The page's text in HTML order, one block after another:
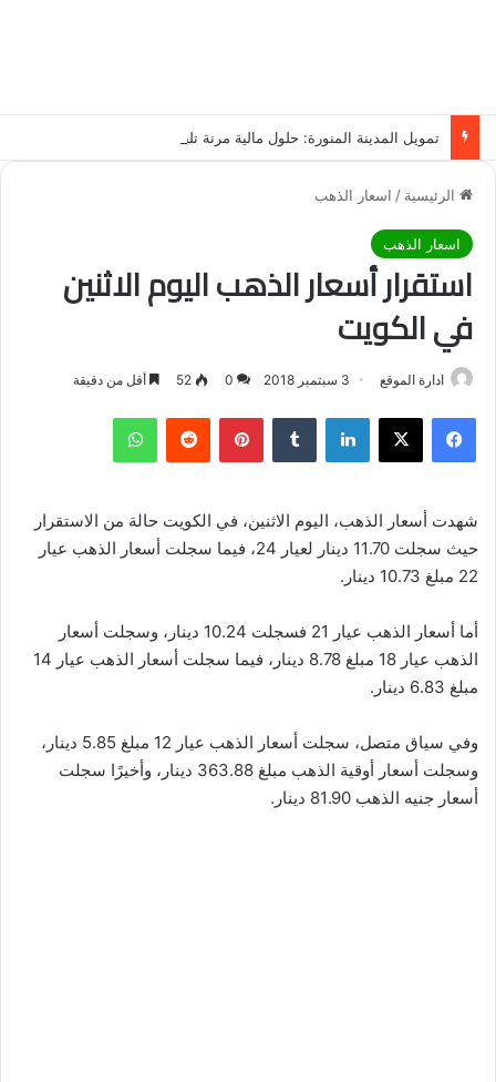
الرئيسية / اسعار الذهب
اسعار الذهب
استقرار أسعار الذهب اليوم الاثنين
في الكويت
ادارة الموقع 3 سبتمبر 2018 0
52 أقل من دقيقة
فيسبوك لينكدإن بينتيريست
شهدت أسعار الذهب، اليوم الاثنين، في الكويت حالة من الاستقرار
حيث سجلت 11.70 دينار لعيار 24، فيما سجلت أسعار الذهب عيار
22 مبلغ 10.73 دينار.
أما أسعار الذهب عيار 21 فسجلت 10.24 دينار، وسجلت أسعار
الذهب عيار 18 مبلغ 8.78 دينار، فيما سجلت أسعار الذهب عيار 14
مبلغ 6.83 دينار.
وفي سياق متصل، سجلت أسعار الذهب عيار 12 مبلغ 5.85 دينار،
وسجلت أسعار أوقية الذهب مبلغ 363.88 دينار، وأخيرًا سجلت
أسعار جنيه الذهب 81.90 دينار.